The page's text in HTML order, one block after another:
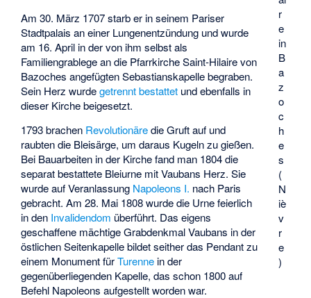
r
e
in
B
a
z
o
c
h
e
s
(
N
iè
v
r
e
)
Am 30. März 1707 starb er in seinem Pariser
Stadtpalais an einer Lungenentzündung und wurde
am 16. April in der von ihm selbst als
Familiengrablege an die Pfarrkirche Saint-Hilaire von
Bazoches angefügten Sebastianskapelle begraben.
Sein Herz wurdegetrennt bestattet und ebenfalls in
dieser Kirche beigesetzt.
1793 brachen Revolutionäredie Gruft auf und
raubten die Bleisärge, um daraus Kugeln zu gießen.
Bei Bauarbeiten in der Kirche fand man 1804 die
separat bestattete Bleiurne mit Vaubans Herz. Sie
wurde auf Veranlassung Napoleons I. nach Paris
gebracht. Am 28. Mai 1808 wurde die Urne feierlich
in den Invalidendom überführt. Das eigens
geschaffene mächtige Grabdenkmal Vaubans in der
östlichen Seitenkapelle bildet seither das Pendant zu
einem Monument fürTurenne in der
gegenüberliegenden Kapelle, das schon 1800 auf
Befehl Napoleons aufgestellt worden war.